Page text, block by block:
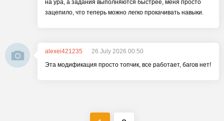
на ура, а задания выполняются быстрее, меня просто
зацепило, что теперь можно легко прокачивать навыки.
alexei421235
26 July 2026 00:50
Эта модификация просто топчик, все работает, багов нет!